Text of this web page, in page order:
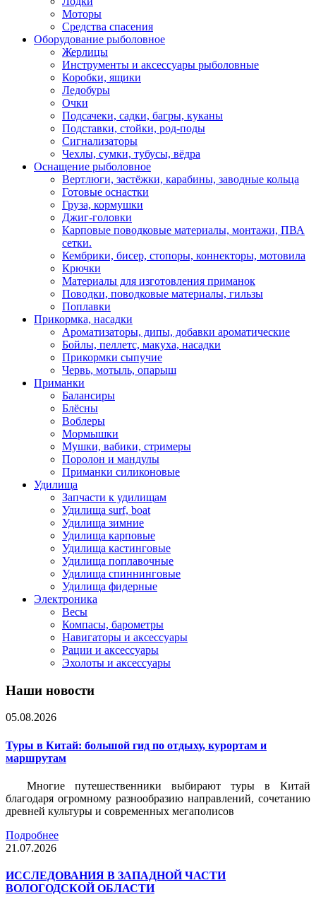
Моторы
Средства спасения
Оборудование рыболовное
Жерлицы
Инструменты и аксессуары рыболовные
Коробки, ящики
Ледобуры
Очки
Подсачеки, садки, багры, куканы
Подставки, стойки, род-поды
Сигнализаторы
Чехлы, сумки, тубусы, вёдра
Оснащение рыболовное
Вертлюги, застёжки, карабины, заводные кольца
Готовые оснастки
Груза, кормушки
Джиг-головки
Карповые поводковые материалы, монтажи, ПВА
сетки.
Кембрики, бисер, стопоры, коннекторы, мотовила
Крючки
Материалы для изготовления приманок
Поводки, поводковые материалы, гильзы
Поплавки
Прикормка, насадки
Ароматизаторы, дипы, добавки ароматические
Бойлы, пеллетс, макуха, насадки
Прикормки сыпучие
Червь, мотыль, опарыш
Приманки
Балансиры
Блёсны
Воблеры
Мормышки
Мушки, вабики, стримеры
Поролон и мандулы
Приманки силиконовые
Удилища
Запчасти к удилищам
Удилища surf, boat
Удилища зимние
Удилища карповые
Удилища кастинговые
Удилища поплавочные
Удилища спиннинговые
Удилища фидерные
Электроника
Весы
Компасы, барометры
Навигаторы и аксессуары
Рации и аксессуары
Эхолоты и аксессуары
Наши новости
05.08.2026
Туры в Китай: большой гид по отдыху, курортам и
маршрутам
Многие путешественники выбирают туры в Китай
благодаря огромному разнообразию направлений, сочетанию
древней культуры и современных мегаполисов
Подробнее
21.07.2026
ИССЛЕДОВАНИЯ В ЗАПАДНОЙ ЧАСТИ
ВОЛОГОДСКОЙ ОБЛАСТИ